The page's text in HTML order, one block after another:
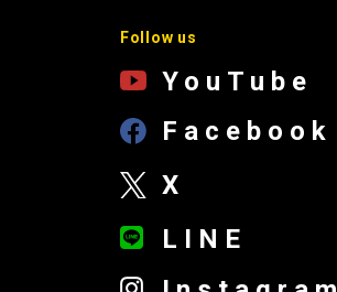
Follow us
YouTube
Facebook
X
LINE